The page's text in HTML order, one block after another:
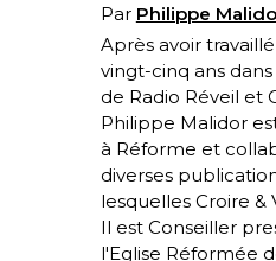
Par Philippe
Après avoir
vingt-cinq ans
de Radio Réveil et
Philippe Malidor
à Réforme et
diverses
lesquelles Croire &
Il est Conseiller
l'Eglise Réformée